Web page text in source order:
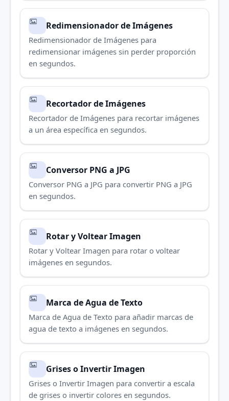
Redimensionador de Imágenes
Redimensionador de Imágenes para
redimensionar imágenes sin perder proporción
en segundos.
Recortador de Imágenes
Recortador de Imágenes para recortar imágenes
a un área específica en segundos.
Conversor PNG a JPG
Conversor PNG a JPG para convertir PNG a JPG
en segundos.
Rotar y Voltear Imagen
Rotar y Voltear Imagen para rotar o voltear
imágenes en segundos.
Marca de Agua de Texto
Marca de Agua de Texto para añadir marcas de
agua de texto a imágenes en segundos.
Grises o Invertir Imagen
Grises o Invertir Imagen para convertir a escala
de grises o invertir colores en segundos.